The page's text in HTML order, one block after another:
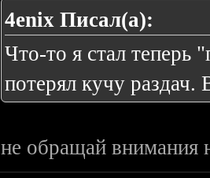
4enix Писал(а):
Что-то я стал теперь
потерял кучу
не обращай внимания